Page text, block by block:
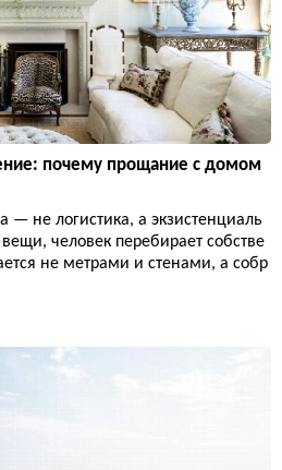
почему прощание с домом
— не логистика, а экзистенциаль
человек перебирает собстве
не метрами и стенами, а собр